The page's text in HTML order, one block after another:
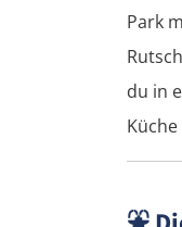
Park
du in